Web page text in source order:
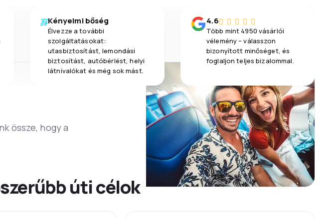
Kényelmi bőség
Élvezze a további
szolgáltatásokat:
utasbiztosítást, lemondási
biztosítást, autóbérlést, helyi
látnivalókat és még sok mást.
4.6
Több mint 4950 vásárlói
vélemény – válasszon
bizonyított minőséget, és
foglaljon teljes bizalommal.
össze, hogy a
úti célok